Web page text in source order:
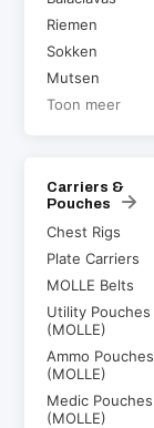
Riemen
Sokken
Mutsen
Toon meer
Carriers &
Pouches
Chest Rigs
Plate Carriers
MOLLE Belts
Utility Pouches
(MOLLE)
Ammo Pouches
(MOLLE)
Medic Pouches
(MOLLE)